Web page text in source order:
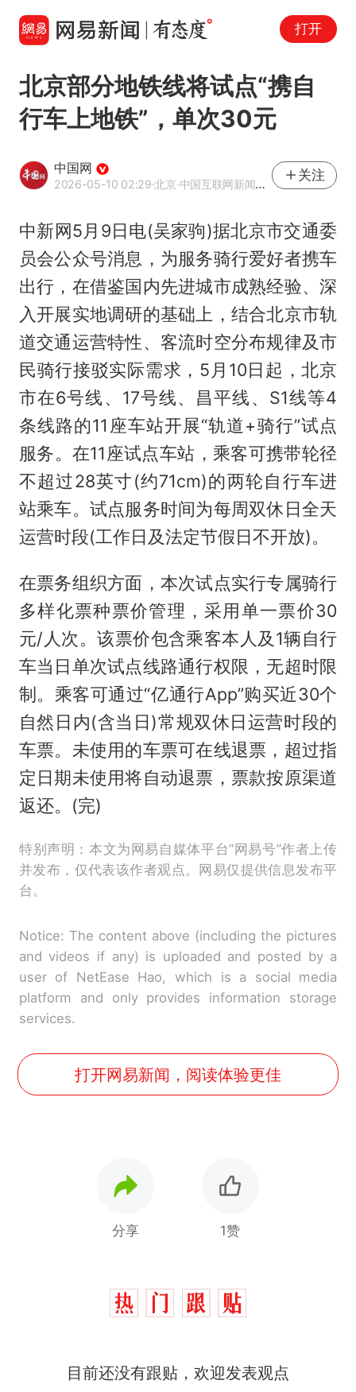
打开
北京部分地铁线将试点“携自
行车上地铁”，单次30元
中国网
2026-05-10 02:29·北京·中国互联网新闻中心（中国网）官方网易号
关注
中新网5月9日电(吴家驹)据北京市交通委
员会公众号消息，为服务骑行爱好者携车
出行，在借鉴国内先进城市成熟经验、深
入开展实地调研的基础上，结合北京市轨
道交通运营特性、客流时空分布规律及市
民骑行接驳实际需求，5月10日起，北京
市在6号线、17号线、昌平线、S1线等4
条线路的11座车站开展“轨道+骑行”试点
服务。在11座试点车站，乘客可携带轮径
不超过28英寸(约71cm)的两轮自行车进
站乘车。试点服务时间为每周双休日全天
运营时段(工作日及法定节假日不开放)。
在票务组织方面，本次试点实行专属骑行
多样化票种票价管理，采用单一票价30
元/人次。该票价包含乘客本人及1辆自行
车当日单次试点线路通行权限，无超时限
制。乘客可通过“亿通行App”购买近30个
自然日内(含当日)常规双休日运营时段的
车票。未使用的车票可在线退票，超过指
定日期未使用将自动退票，票款按原渠道
返还。(完)
特别声明：本文为网易自媒体平台“网易号”作者上传
并发布，仅代表该作者观点。网易仅提供信息发布平
台。
Notice: The content above (including the pictures
and videos if any) is uploaded and posted by a
user of NetEase Hao, which is a social media
platform and only provides information storage
services.
打开网易新闻，阅读体验更佳
分享 1赞
目前还没有跟贴，欢迎发表观点
么？
新
费大厨“全国小炒肉大王”称
窝，原地守1天等它长大：挖了